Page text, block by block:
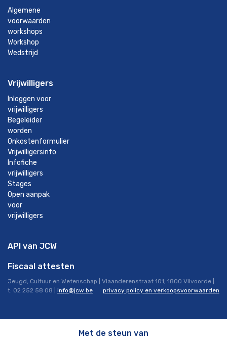
Algemene
voorwaarden
workshops
Workshop
Wedstrijd
Vrijwilligers
Inloggen voor
vrijwilligers
Begeleider
worden
Onkostenformulier
Vrijwilligersinfo
Infofiche
vrijwilligers
Stages
Open aanpak
voor
vrijwilligers
API van JCW
Fiscaal attesten
Jeugd, Cultuur en Wetenschap | Vlaanderenstraat 101, 1800 Vilvoorde |
t: 02 252 58 08 | info@jcw.be privacy policy en verkoopsvoorwaarden
Met de steun van